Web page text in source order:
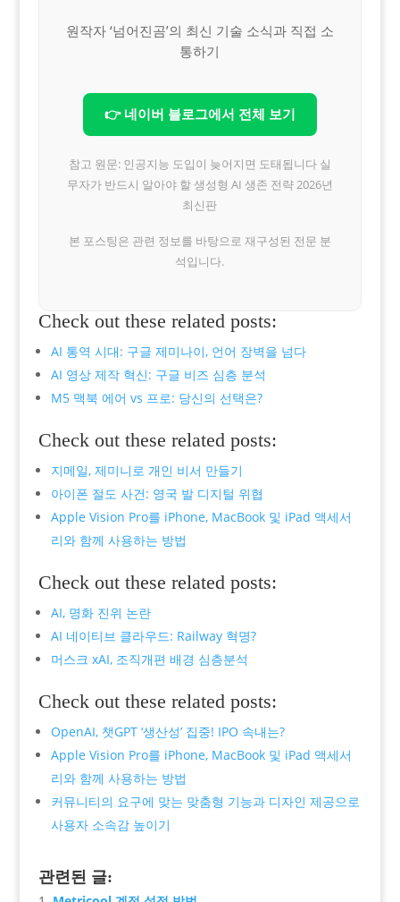
원작자 ‘넘어진곰’의 최신 기술 소식과 직접 소
통하기
👉 네이버 블로그에서 전체 보기
참고 원문: 인공지능 도입이 늦어지면 도태됩니다 실
무자가 반드시 알아야 할 생성형 AI 생존 전략 2026년
최신판
본 포스팅은 관련 정보를 바탕으로 재구성된 전문 분
석입니다.
Check out these related posts:
AI 통역 시대: 구글 제미나이, 언어 장벽을 넘다
AI 영상 제작 혁신: 구글 비즈 심층 분석
M5 맥북 에어 vs 프로: 당신의 선택은?
Check out these related posts:
지메일, 제미니로 개인 비서 만들기
아이폰 절도 사건: 영국 발 디지털 위협
Apple Vision Pro를 iPhone, MacBook 및 iPad 액세서
리와 함께 사용하는 방법
Check out these related posts:
AI, 명화 진위 논란
AI 네이티브 클라우드: Railway 혁명?
머스크 xAI, 조직개편 배경 심층분석
Check out these related posts:
OpenAI, 챗GPT ‘생산성’ 집중! IPO 속내는?
Apple Vision Pro를 iPhone, MacBook 및 iPad 액세서
리와 함께 사용하는 방법
커뮤니티의 요구에 맞는 맞춤형 기능과 디자인 제공으로
사용자 소속감 높이기
관련된 글: